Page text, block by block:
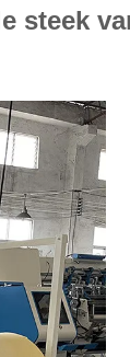
steek